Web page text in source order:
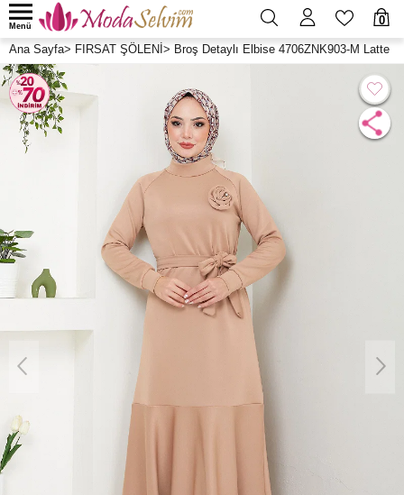
0
Menü
Ana Sayfa> FIRSAT ŞÖLENİ > Broş Detaylı Elbise 4706ZNK903-M Latte